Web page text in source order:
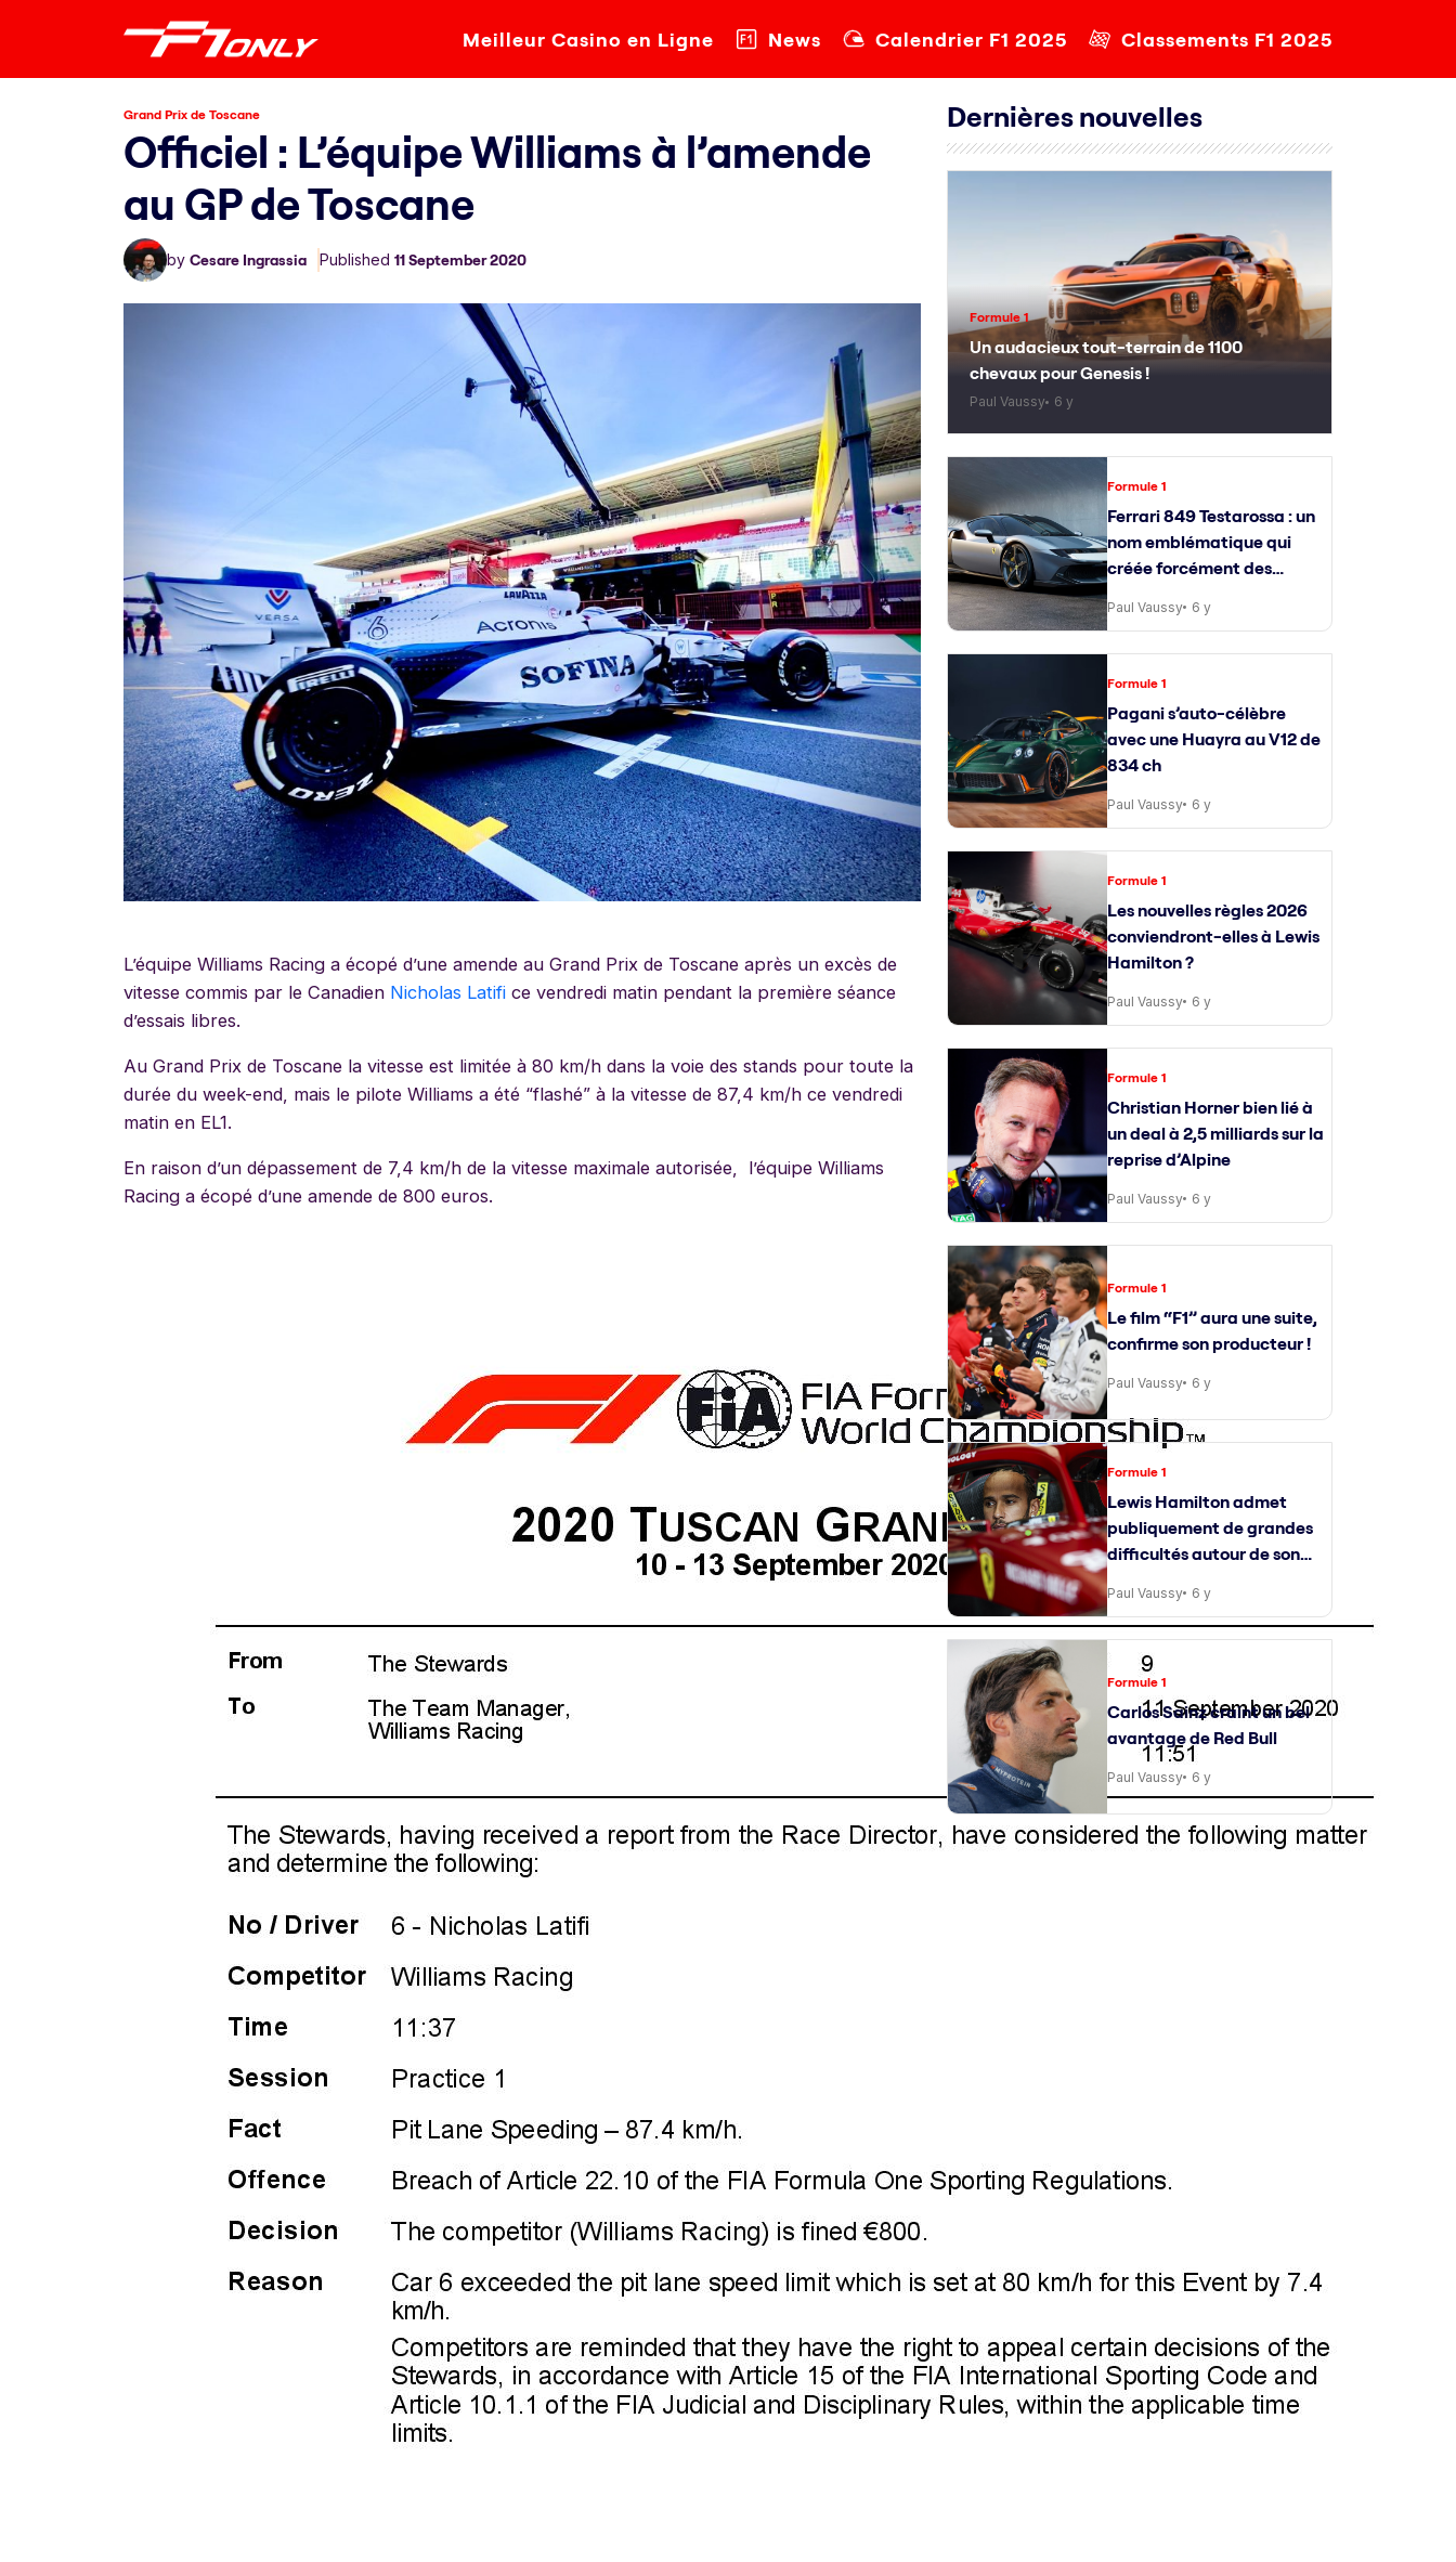
Meilleur Casino en Ligne News Calendrier F1 2025 Classements F1 2025
Grand Prix de Toscane
Officiel : L’équipe Williams à l’amende
au GP de Toscane
by Cesare Ingrassia Published 11 September 2020
L’équipe Williams Racing a écopé d’une amende au Grand Prix de Toscane après un excès de
vitesse commis par le Canadien Nicholas Latifi ce vendredi matin pendant la première séance
d’essais libres.
Au Grand Prix de Toscane la vitesse est limitée à 80 km/h dans la voie des stands pour toute la
durée du week-end, mais le pilote Williams a été “flashé” à la vitesse de 87,4 km/h ce vendredi
matin en EL1.
En raison d’un dépassement de 7,4 km/h de la vitesse maximale autorisée, l’équipe Williams
Racing a écopé d’une amende de 800 euros.
Dernières nouvelles
Formule 1
Un audacieux tout-terrain de 1100
chevaux pour Genesis !
Paul Vaussy 6 y
Formule 1
Ferrari 849 Testarossa : un
nom emblématique qui
créée forcément des
attentes
Paul Vaussy 6 y
Formule 1
Pagani s’auto-célèbre
avec une Huayra au V12 de
834 ch
Paul Vaussy 6 y
Formule 1
Les nouvelles règles 2026
conviendront-elles à Lewis
Hamilton ?
Paul Vaussy 6 y
Formule 1
Christian Horner bien lié à
un deal à 2,5 milliards sur la
reprise d’Alpine
Paul Vaussy 6 y
Formule 1
Le film “F1” aura une suite,
confirme son producteur !
Paul Vaussy 6 y
Formule 1
Lewis Hamilton admet
publiquement de grandes
difficultés autour de son
ingénieur de course
Paul Vaussy 6 y
Formule 1
Carlos Sainz craint un bel
avantage de Red Bull
Paul Vaussy 6 y